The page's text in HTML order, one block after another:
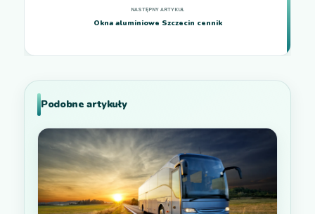
Okna aluminiowe Szczecin cennik
Podobne artykuły